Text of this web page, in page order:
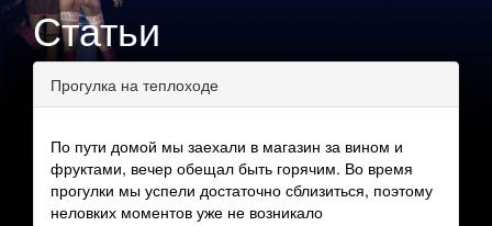
Статьи
Прогулка на теплоходе
По пути домой мы заехали в магазин за вином и
фруктами, вечер обещал быть горячим. Во время
прогулки мы успели достаточно сблизиться, поэтому
неловких моментов уже не возникало